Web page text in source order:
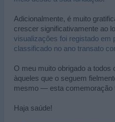
Adicionalmente, é muito
crescer significativamente ao
visualizações foi registado em
classificado no ano transato
O meu muito obrigado a todos
àqueles que o seguem
mesmo — esta comemoração
Haja saúde!